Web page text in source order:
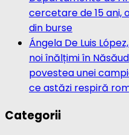
cercetare de 15 ani,
din burse
Ángela De Luis
noi înălțimi în
povestea unei
ce astăzi respiră
Categorii